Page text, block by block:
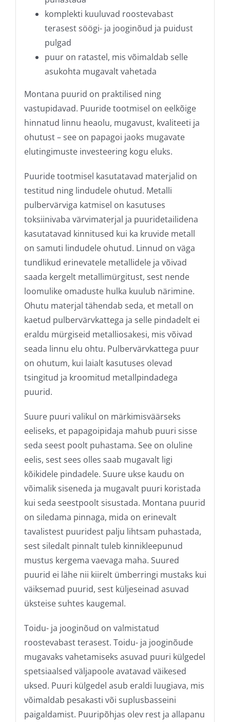
komplekti kuuluvad roostevabast
terasest söögi- ja jooginõud ja puidust
pulgad
puur on ratastel, mis võimaldab selle
asukohta mugavalt vahetada
Montana puurid on praktilised ning
vastupidavad. Puuride tootmisel on eelkõige
hinnatud linnu heaolu, mugavust, kvaliteeti ja
ohutust – see on papagoi jaoks mugavate
elutingimuste investeering kogu eluks.
Puuride tootmisel kasutatavad materjalid on
testitud ning lindudele ohutud. Metalli
pulbervärviga katmisel on kasutuses
toksiinivaba värvimaterjal ja puuridetailidena
kasutatavad kinnitused kui ka kruvide metall
on samuti lindudele ohutud. Linnud on väga
tundlikud erinevatele metallidele ja võivad
saada kergelt metallimürgitust, sest nende
loomulike omaduste hulka kuulub närimine.
Ohutu materjal tähendab seda, et metall on
kaetud pulbervärvkattega ja selle pindadelt ei
eraldu mürgiseid metalliosakesi, mis võivad
seada linnu elu ohtu. Pulbervärvkattega puur
on ohutum, kui laialt kasutuses olevad
tsingitud ja kroomitud metallpindadega
puurid.
Suure puuri valikul on märkimisväärseks
eeliseks, et papagoipidaja mahub puuri sisse
seda seest poolt puhastama. See on oluline
eelis, sest sees olles saab mugavalt ligi
kõikidele pindadele. Suure ukse kaudu on
võimalik siseneda ja mugavalt puuri koristada
kui seda seestpoolt sisustada. Montana puurid
on siledama pinnaga, mida on erinevalt
tavalistest puuridest palju lihtsam puhastada,
sest siledalt pinnalt tuleb kinnikleepunud
mustus kergema vaevaga maha. Suured
puurid ei lähe nii kiirelt ümberringi mustaks kui
väiksemad puurid, sest küljeseinad asuvad
üksteise suhtes kaugemal.
Toidu- ja jooginõud on valmistatud
roostevabast terasest. Toidu- ja jooginõude
mugavaks vahetamiseks asuvad puuri külgedel
spetsiaalsed väljapoole avatavad väikesed
uksed. Puuri külgedel asub eraldi luugiava, mis
võimaldab pesakasti või suplusbasseini
paigaldamist. Puuripõhjas olev rest ja allapanu